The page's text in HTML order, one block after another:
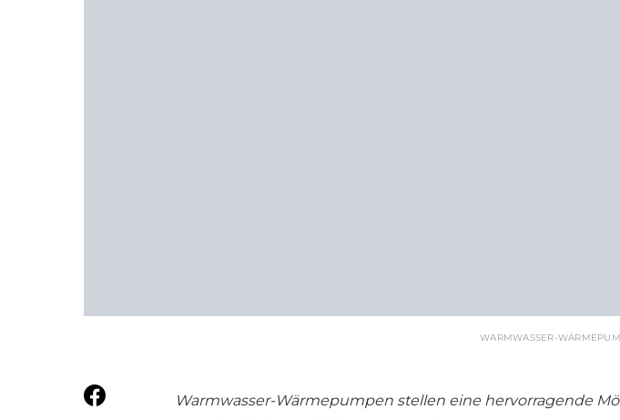
WARMWASSER-
Warmwasser-Wärmepumpen stellen eine hervorragende